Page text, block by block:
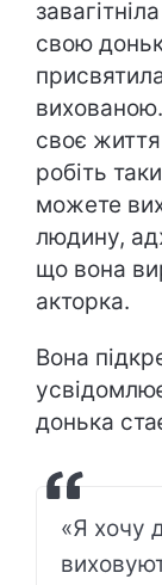
свою
своє
робіть
можете
людину,
що вона
акторка.
Вона
донька
«Я хочу